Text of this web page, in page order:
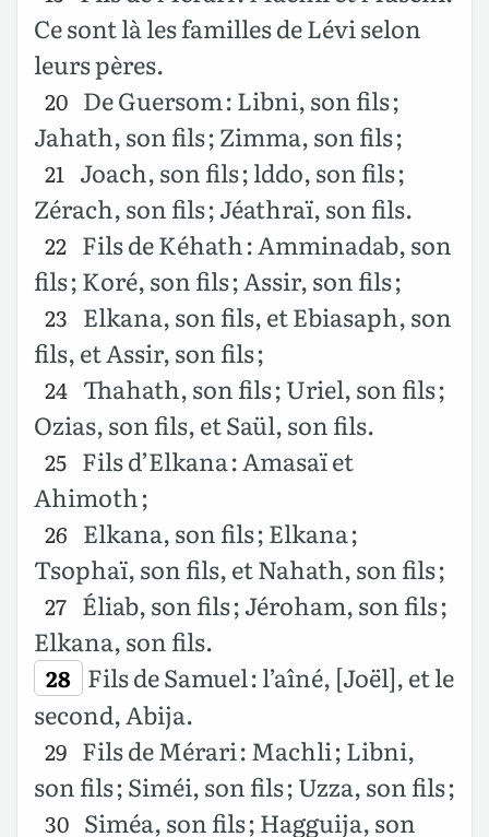
Ce sont là les familles de Lévi selon
leurs pères.
20 De Guersom : Libni, son fils ;
Jahath, son fils ; Zimma, son fils ;
21 Joach, son fils ; lddo, son fils ;
Zérach, son fils ; Jéathraï, son fils.
22 Fils de Kéhath : Amminadab, son
fils ; Koré, son fils ; Assir, son fils ;
23 Elkana, son fils, et Ebiasaph, son
fils, et Assir, son fils ;
24 Thahath, son fils ; Uriel, son fils ;
Ozias, son fils, et Saül, son fils.
25 Fils d’Elkana : Amasaï et
Ahimoth ;
26 Elkana, son fils ; Elkana ;
Tsophaï, son fils, et Nahath, son fils ;
27 Éliab, son fils ; Jéroham, son fils ;
Elkana, son fils.
28 Fils de Samuel : l’aîné, [Joël], et le
second, Abija.
29 Fils de Mérari : Machli ; Libni,
son fils ; Siméi, son fils ; Uzza, son fils ;
30 Siméa, son fils ; Hagguija, son